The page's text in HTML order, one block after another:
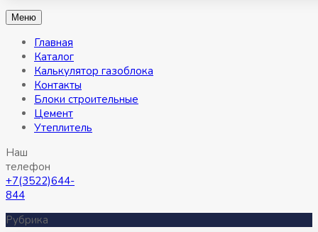
Меню
Главная
Каталог
Калькулятор газоблока
Контакты
Блоки строительные
Цемент
Утеплитель
Наш
телефон
+7(3522)644-
844
Рубрика